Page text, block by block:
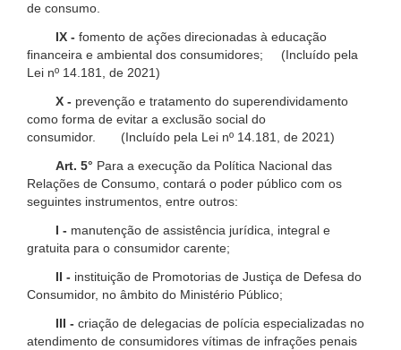
de consumo.
IX - fomento de ações direcionadas à educação
financeira e ambiental dos consumidores; (Incluído pela
Lei nº 14.181, de 2021)
X - prevenção e tratamento do superendividamento
como forma de evitar a exclusão social do
consumidor. (Incluído pela Lei nº 14.181, de 2021)
Art. 5° Para a execução da Política Nacional das
Relações de Consumo, contará o poder público com os
seguintes instrumentos, entre outros:
I - manutenção de assistência jurídica, integral e
gratuita para o consumidor carente;
II - instituição de Promotorias de Justiça de Defesa do
Consumidor, no âmbito do Ministério Público;
III - criação de delegacias de polícia especializadas no
atendimento de consumidores vítimas de infrações penais